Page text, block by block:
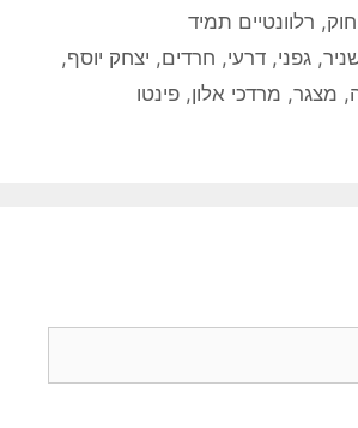
, רלוונטיים תמיד
,גפני,דרעי, חרדים, יצחק יוסף,
, מצגר, מרדכי אלון, פינטו